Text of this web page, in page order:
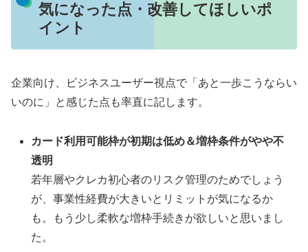
気になった点・改善してほしいポ
イント
企業向け、ビジネスユーザー視点で「あと一歩こうならい
いのに」と感じた点も率直に記します。
カード利用可能枠が初期は低め＆増枠条件がやや不
透明
若年層やクレカ初心者のリスク管理のためでしょう
が、事業性経費が大きいとリミットが気になるか
も。もう少し柔軟な増枠手続きが欲しいと思いまし
た。